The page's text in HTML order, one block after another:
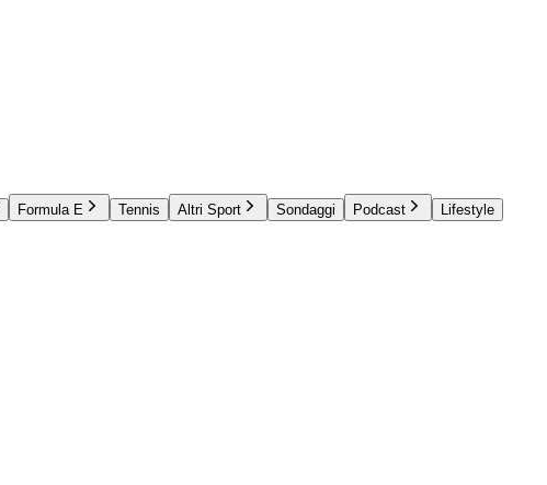
Formula E Tennis Altri Sport Sondaggi Podcast
Lifestyle